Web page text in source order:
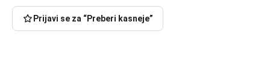
Prijavi se za “Preberi kasneje”